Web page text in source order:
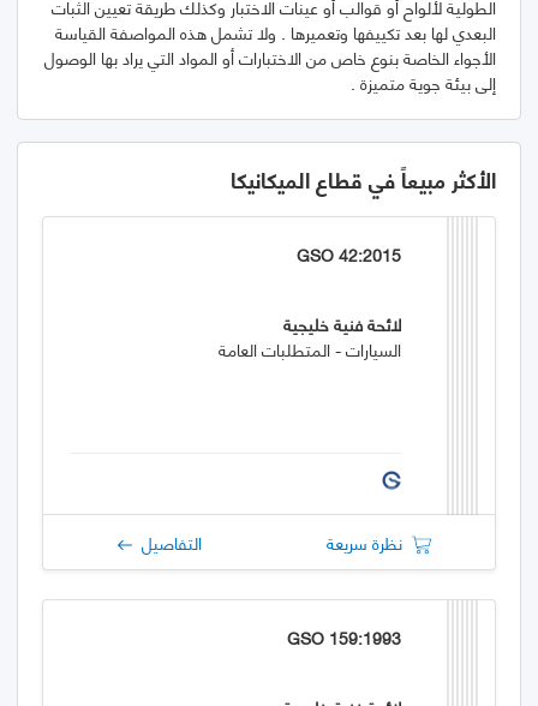
الطولية لألواح أو قوالب أو عينات الاختبار وكذلك طريقة تعيين الثبات
البعدي لها بعد تكييفها وتعميرها . ولا تشمل هذه المواصفة القياسة
الأجواء الخاصة بنوع خاص من الاختبارات أو المواد التي يراد بها الوصول
إلى بيئة جوية متميزة .
الأكثر مبيعاً في قطاع الميكانيكا
GSO 42:2015
لائحة فنية خليجية
السيارات - المتطلبات العامة
نظرة سريعة التفاصيل
GSO 159:1993